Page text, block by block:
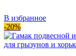
В избранное
-20%